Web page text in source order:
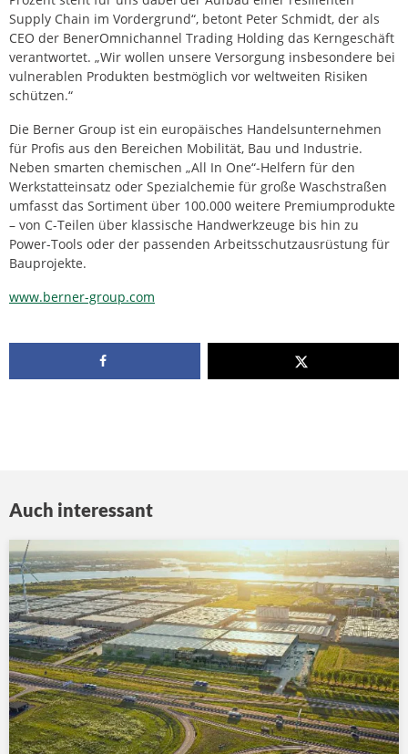
Supply Chain im Vordergrund“, betont Peter Schmidt, der als
CEO der BenerOmnichannel Trading Holding das Kerngeschäft
verantwortet. „Wir wollen unsere Versorgung insbesondere bei
vulnerablen Produkten bestmöglich vor weltweiten Risiken
schützen.“
Die Berner Group ist ein europäisches Handelsunternehmen
für Profis aus den Bereichen Mobilität, Bau und Industrie.
Neben smarten chemischen „All In One“-Helfern für den
Werkstatteinsatz oder Spezialchemie für große Waschstraßen
umfasst das Sortiment über 100.000 weitere Premiumprodukte
– von C-Teilen über klassische Handwerkzeuge bis hin zu
Power-Tools oder der passenden Arbeitsschutzausrüstung für
Bauprojekte.
www.berner-group.com
Auch interessant